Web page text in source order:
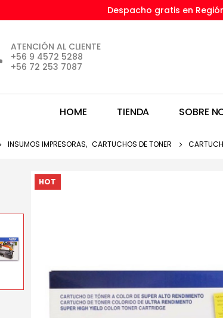
Despacho gratis en
ATENCIÓN AL CLIENTE
+56 9 4572 5288
+56 72 253 7087
HOME TIENDA SOBRE
INSUMOS IMPRESORAS, CARTUCHOS DE TONER
HOT